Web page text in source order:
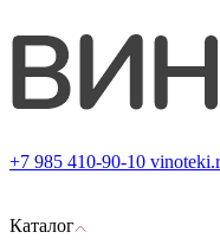
+7 985 410-90-10
Каталог